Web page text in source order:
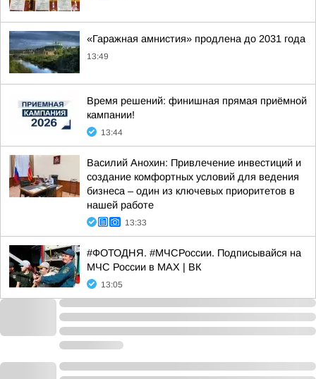
«Гаражная амнистия» продлена до 2031 года
13:49
Время решений: финишная прямая приёмной
кампании!
13:44
Василий Анохин: Привлечение инвестиций и
создание комфортных условий для ведения
бизнеса – один из ключевых приоритетов в
нашей работе
13:33
#ФОТОДНЯ. #МЧСРоссии. Подписывайся на
МЧС России в MAX | ВК
13:05